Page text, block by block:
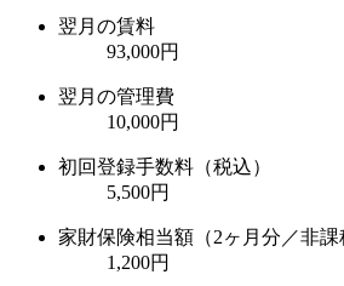
翌月の賃料
93,000円
翌月の管理費
10,000円
初回登録手数料（税込）
5,500円
家財保険相当額（2ヶ月分／非課
1,200円